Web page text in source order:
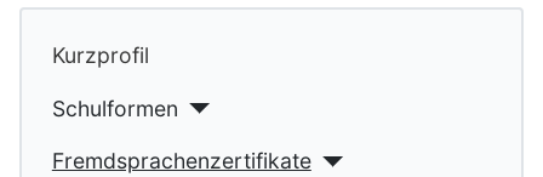
Kurzprofil
Schulformen
Fremdsprachenzertifikate